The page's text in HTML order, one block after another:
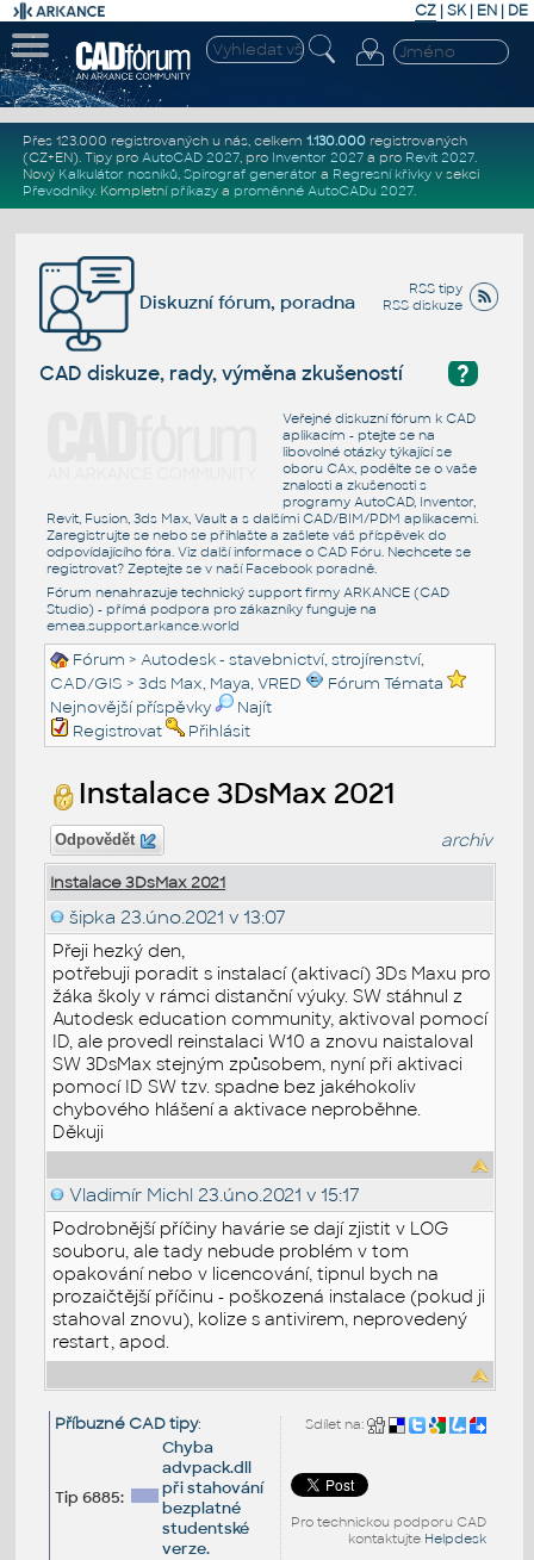
CZ | SK| EN | DE
Přes 123.000 registrovaných u nás, celkem 1.130.000registrovaných
(CZ+EN). Tipy pro AutoCAD 2027, pro Inventor 2027a pro Revit 2027.
Nový Kalkulátor nosníků, Spirograf generátor a Regresní křivkyv sekci
Převodníky. Kompletní příkazya proměnné AutoCADu 2027.
RSS tipy
RSS diskuze
Diskuzní fórum, poradna
?
CAD diskuze, rady, výměna zkušeností
Veřejné diskuzní fórum k CAD
aplikacím - ptejte se na
libovolné otázky týkající se
oboru CAx, podělte se o vaše
znalosti a zkušenosti s
programy AutoCAD, Inventor,
Revit, Fusion, 3ds Max, Vault a s dalšími CAD/BIM/PDM aplikacemi.
Zaregistrujte se nebo se přihlašte a zašlete váš příspěvek do
odpovídajícího fóra. Viz další informace o CAD Fóru. Nechcete se
registrovat? Zeptejte se v naší Facebook poradně.
Fórum nenahrazuje technický support firmy ARKANCE (CAD
Studio) - přímá podpora pro zákazníky funguje na
emea.support.arkance.world
Fórum >Autodesk - stavebnictví, strojírenství,
CAD/GIS >3ds Max, Maya, VRED
Fórum Témata
Nejnovější příspěvky
Najít
Registrovat
Přihlásit
Instalace 3DsMax 2021
Odpovědět archiv
Instalace 3DsMax 2021
šipka 23.úno.2021 v 13:07
Přeji hezký den,
potřebuji poradit s instalací (aktivací) 3Ds Maxu pro
žáka školy v rámci distanční výuky. SW stáhnul z
Autodesk education community, aktivoval pomocí
ID, ale provedl reinstalaci W10 a znovu naistaloval
SW 3DsMax stejným způsobem, nyní při aktivaci
pomocí ID SW tzv. spadne bez jakéhokoliv
chybového hlášení a aktivace neproběhne.
Děkuji
Vladimír Michl 23.úno.2021 v 15:17
Podrobnější příčiny havárie se dají zjistit v LOG
souboru, ale tady nebude problém v tom
opakování nebo v licencování, tipnul bych na
prozaičtější příčinu - poškozená instalace (pokud ji
stahoval znovu), kolize s antivirem, neprovedený
restart, apod.
Sdílet na:
Pro technickou podporu CAD
kontaktujte Helpdesk
Příbuzné CAD tipy:
Tip 6885:
Chyba
advpack.dll
při stahování
bezplatné
studentské
verze.